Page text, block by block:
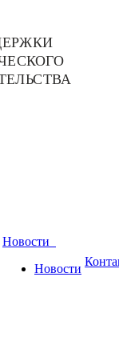
Новости
Новости